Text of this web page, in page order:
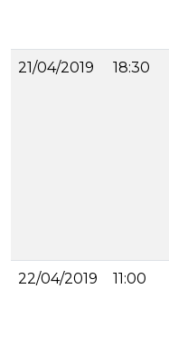
21/04/2019 18:30
22/04/2019 11:00